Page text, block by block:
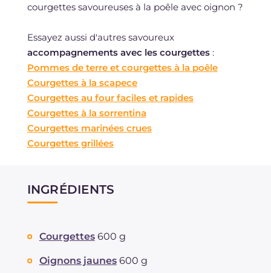
courgettes savoureuses à la poêle avec oignon ?
Essayez aussi d'autres savoureux
accompagnements avec les courgettes:
Pommes de terre et courgettes à la poêle
Courgettes à la scapece
Courgettes au four faciles et rapides
Courgettes à la sorrentina
Courgettes marinées crues
Courgettes grillées
INGRÉDIENTS
Courgettes 600 g
Oignons jaunes 600 g